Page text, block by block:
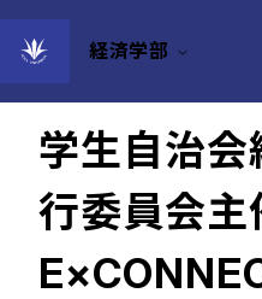
経済学部
2025年01月27日
学生自治
行委員会主